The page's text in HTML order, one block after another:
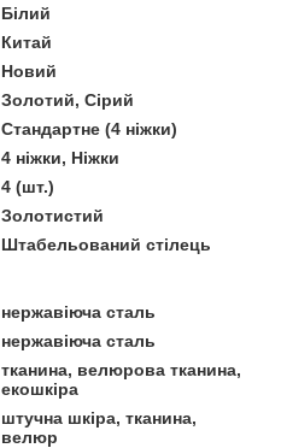
Білий
Китай
Новий
Золотий, Сірий
Стандартне (4 ніжки)
4 ніжки, Ніжки
4 (шт.)
Золотистий
Штабельований стілець
нержавіюча сталь
нержавіюча сталь
тканина, велюрова тканина,
екошкіра
штучна шкіра, тканина,
велюр